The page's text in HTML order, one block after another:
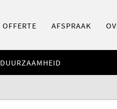
OFFERTE AFSPRAAK
DUURZAAMHEID